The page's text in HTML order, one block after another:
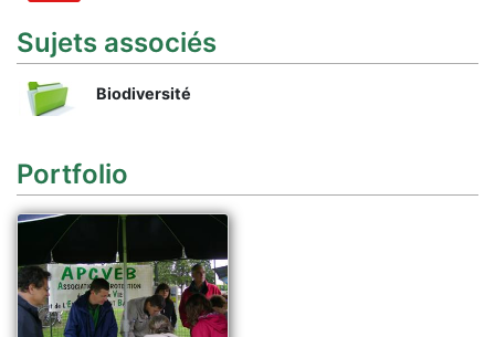
Sujets associés
Biodiversité
Portfolio